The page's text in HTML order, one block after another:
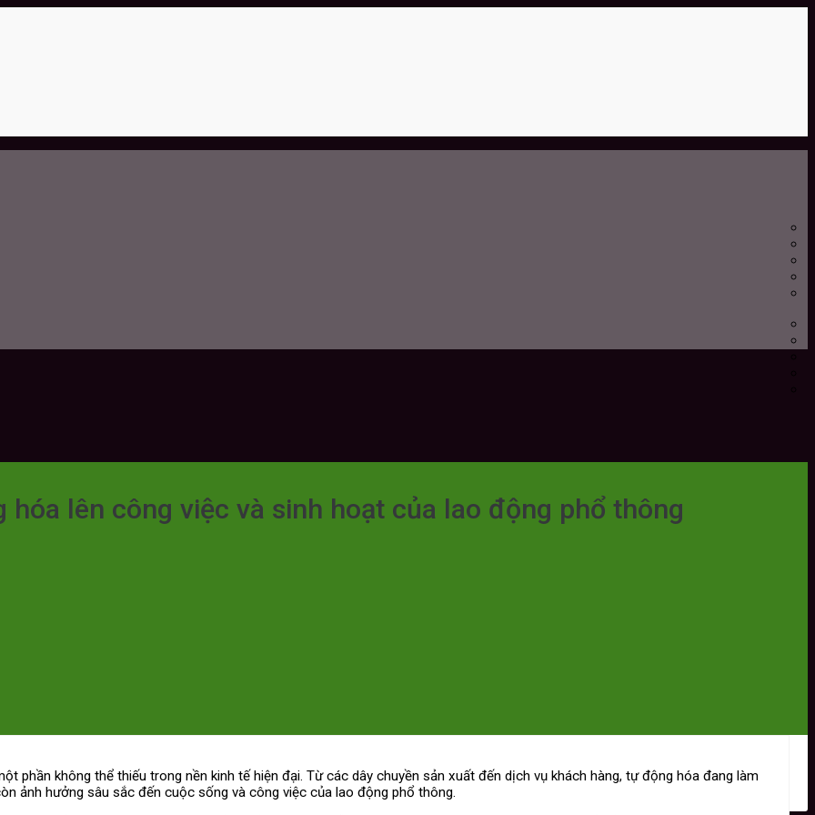
lên công việc và sinh hoạt của lao động phổ thông
phần không thể thiếu trong nền kinh tế hiện đại. Từ các dây chuyền sản xuất đến dịch vụ khách hàng, tự động hóa đang làm
ảnh hưởng sâu sắc đến cuộc sống và công việc của lao động phổ thông.